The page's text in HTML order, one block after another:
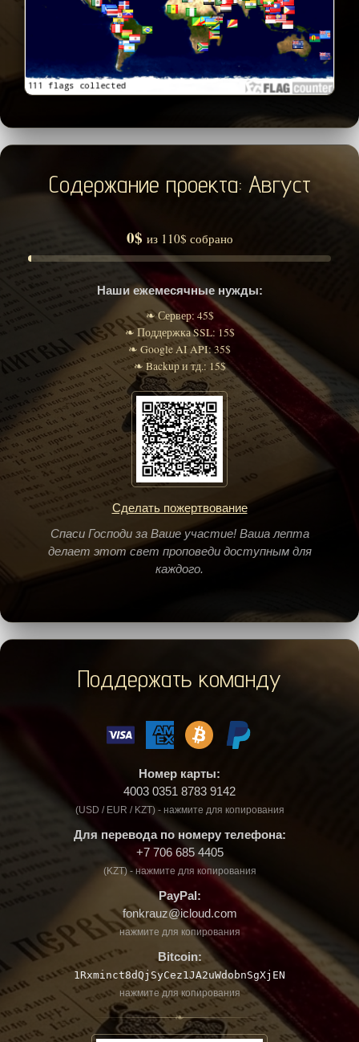
Содержание проекта: Август
0$ из 110$ собрано
Наши ежемесячные нужды:
❧ Сервер: 45$
❧ Поддержка SSL: 15$
❧ Google AI API: 35$
❧ Backup и тд.: 15$
Сделать пожертвование
Спаси Господи за Ваше участие! Ваша лепта
делает этот свет проповеди доступным для
каждого.
Поддержать команду
Номер карты:
4003 0351 8783 9142
(USD / EUR / KZT) - нажмите для копирования
Для перевода по номеру телефона:
+7 706 685 4405
(KZT) - нажмите для копирования
PayPal:
fonkrauz@icloud.com
нажмите для копирования
Bitcoin:
1Rxminct8dQjSyCez1JA2uWdobnSgXjEN
нажмите для копирования
❧